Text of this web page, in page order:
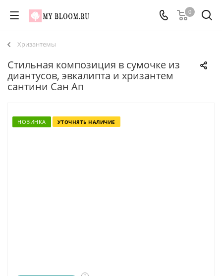
0
Хризантемы
Стильная композиция в сумочке из
диантусов, эвкалипта и хризантем
сантини Сан Ап
НОВИНКА УТОЧНЯТЬ НАЛИЧИЕ